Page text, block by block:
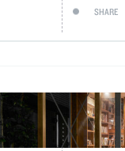
SHARE